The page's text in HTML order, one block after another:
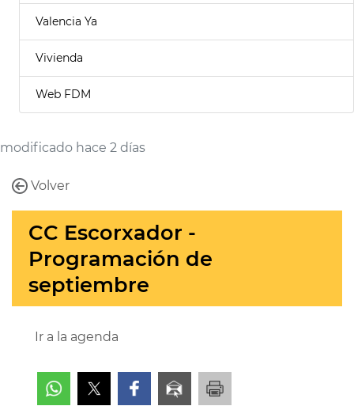
Valencia Ya
Vivienda
Web FDM
modificado hace 2 días
Volver
CC Escorxador -
Programación de
septiembre
Ir a la agenda